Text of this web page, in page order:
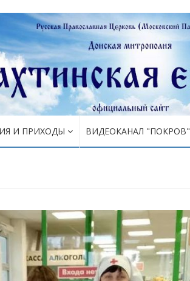
И ПРИХОДЫ ВИДЕОКАНАЛ "ПОКРОВ"